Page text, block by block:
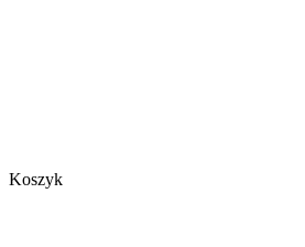
Koszyk